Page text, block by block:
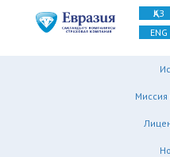
ҚАЗ
ENG
Миссия